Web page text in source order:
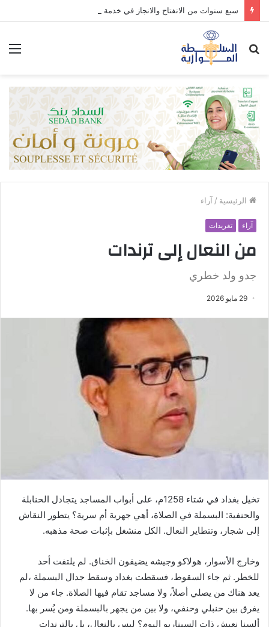
سبع سنوات من الانفتاح والانجاز في خدمة الوطن والمواطن.
بحث
الرئيسية / آراء
آراء تغريدات
من النعال إلى ترندات
جدو ولد خطري
29 مايو 2026
تخيل بغداد في شتاء 1258م، على أبواب المساجد يتجادل الحنابلة
والحنفية: البسملة في الصلاة، أهي جهرية أم سرية؟ يتطور النقاش
إلى شجار، وتتطاير النعال. الكل منشغل بإثبات صحة مذهبه.
وخارج الأسوار، هولاكو وجيشه يضيقون الخناق. لم يلتفت أحد
للخطر. ثم جاء السقوط، فسقطت بغداد وسقط جدال البسملة ،لم
يعد هناك من يصلي أصلاً، ولا مساجد تقام فيها الصلاة. جاء من لا
يفرق بين حنبلي وحنفي، ولا بين من يجهر بالبسملة ومن يُسر بها.
ألسنا نعيش ذات السيناريو اليوم؟ ليس بالنعال، بل بالترندات